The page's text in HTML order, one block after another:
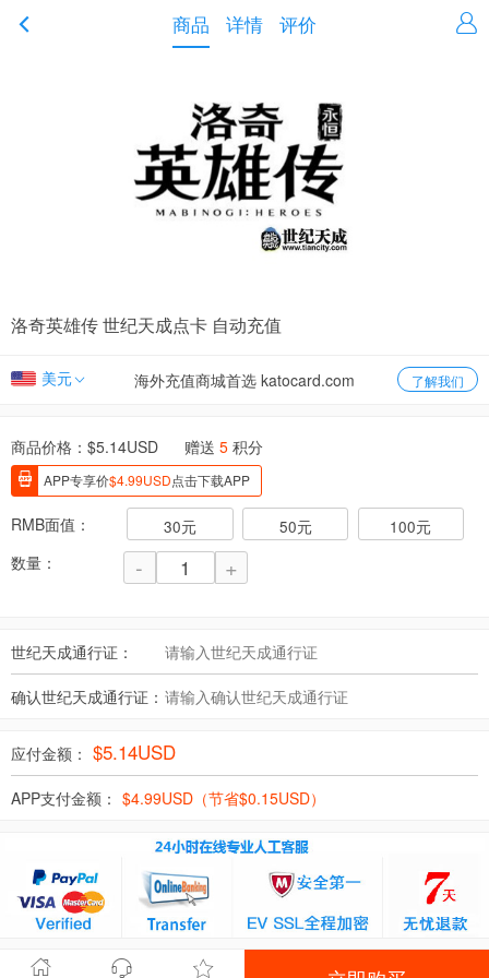
商品 详情 评价
洛奇英雄传 世纪天成点卡 自动充值
美元 海外充值商城首选 katocard.com 了解我们
商品价格：$5.14USD 赠送 5 积分
APP专享价$4.99USD点击下载APP
RMB面值： 30元 50元
100元
数量：
- +
世纪天成通行证：
确认世纪天成通行证：
应付金额： $5.14USD
APP支付金额： $4.99USD（节省$0.15USD）